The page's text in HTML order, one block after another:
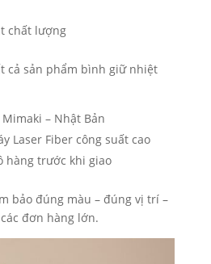
chất lượng
cả sản phẩm bình giữ nhiệt
– Nhật Bản
Laser Fiber công suất cao
hàng trước khi giao
bảo đúng màu – đúng vị trí –
đơn hàng lớn.